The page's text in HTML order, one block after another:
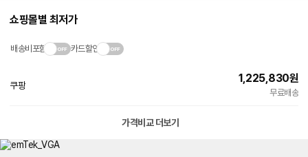
쇼핑몰별 최저가
배송비포함 카드할인
쿠팡
1,225,830원
무료배송
가격비교 더보기